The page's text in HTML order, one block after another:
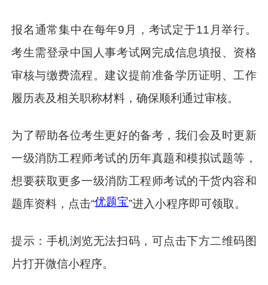
报名通常集中在每年9月，考试定于11月举行。
考生需登录中国人事考试网完成信息填报、资格
审核与缴费流程。建议提前准备学历证明、工作
履历表及相关职称材料，确保顺利通过审核。
为了帮助各位考生更好的备考，我们会及时更新
一级消防工程师考试的历年真题和模拟试题等，
想要获取更多一级消防工程师考试的干货内容和
题库资料，点击“优题宝”进入小程序即可领取。
提示：手机浏览无法扫码，可点击下方二维码图
片打开微信小程序。